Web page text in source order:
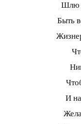
Шлю
Быть
И